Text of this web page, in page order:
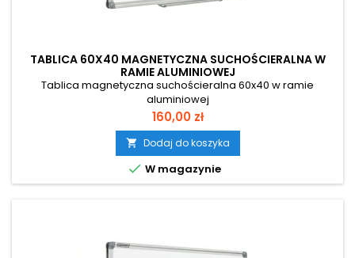
TABLICA 60X40 MAGNETYCZNA SUCHOŚCIERALNA W
RAMIE ALUMINIOWEJ
Tablica magnetyczna suchościeralna 60x40 w ramie
aluminiowej
Cena
160,00 zł
 Dodaj do koszyka
 W magazynie